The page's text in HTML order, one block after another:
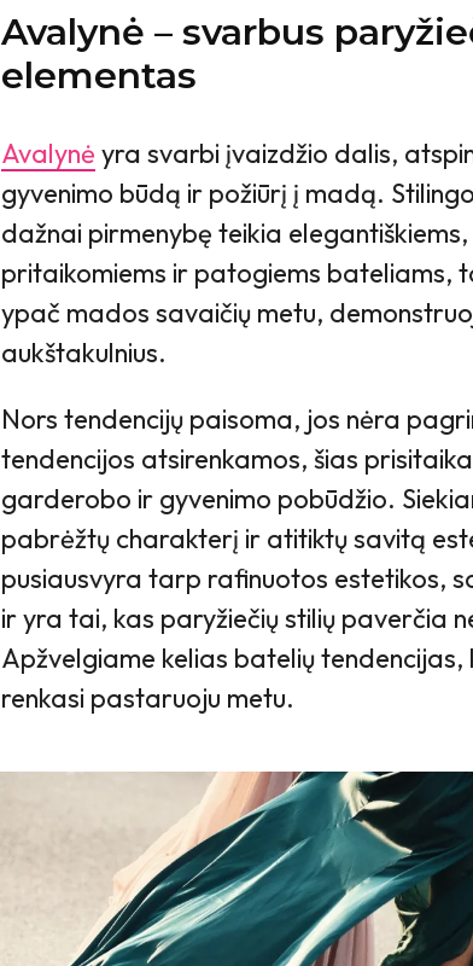
Avalynė – svarbus
elementas
Avalynė yra svarbi įvaizdžio dalis,
gyvenimo būdą ir požiūrį į madą.
dažnai pirmenybę teikia
pritaikomiems ir patogiems bateliams,
ypač mados savaičių metu,
aukštakulnius.
Nors tendencijų paisoma, jos nėra
tendencijos atsirenkamos, šias
garderobo ir gyvenimo pobūdžio.
pabrėžtų charakterį ir atitiktų savitą
pusiausvyra tarp rafinuotos estetikos,
ir yra tai, kas paryžiečių stilių paverčia
Apžvelgiame kelias batelių
renkasi pastaruoju metu.